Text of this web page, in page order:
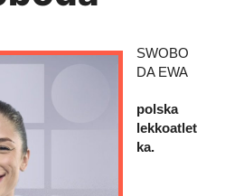
SWOBO
DA EWA
polska
lekkoatlet
ka.